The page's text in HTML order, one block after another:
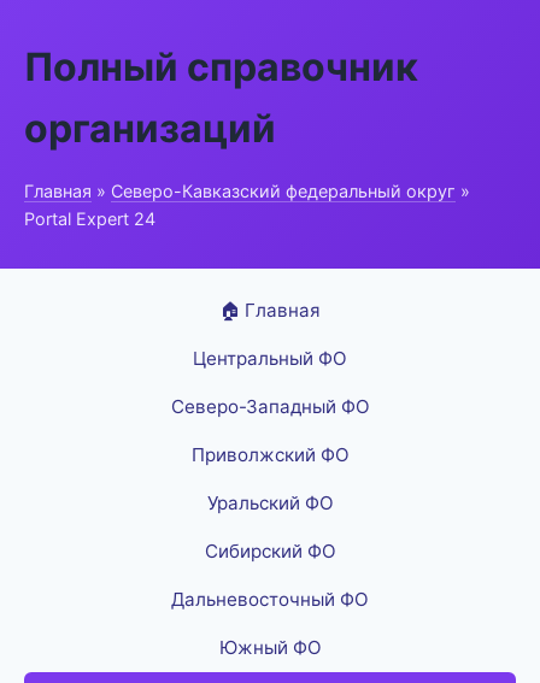
Полный справочник
организаций
Главная » Северо-Кавказский федеральный округ »
Portal Expert 24
🏠 Главная
Центральный ФО
Северо-Западный ФО
Приволжский ФО
Уральский ФО
Сибирский ФО
Дальневосточный ФО
Южный ФО